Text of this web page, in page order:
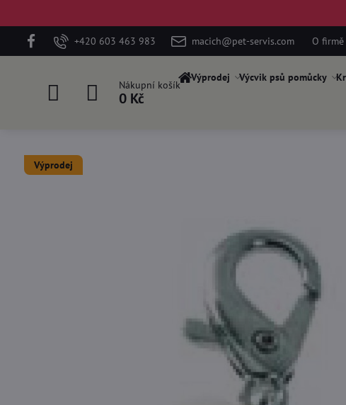
+420 603 463 983 macich@pet-servis.com O firmě
Nákupní košík
0 Kč
Výprodej Výcvik psů pomůcky
Výprodej